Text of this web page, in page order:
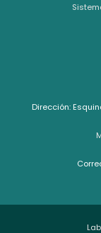
Dirección: